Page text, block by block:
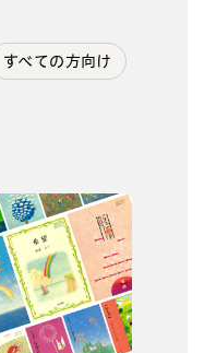
すべての方向け